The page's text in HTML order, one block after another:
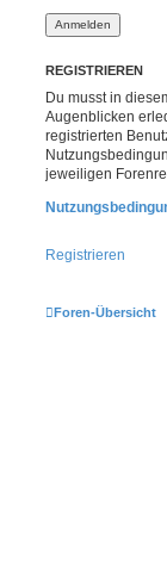
REGISTRIEREN
Du musst in
Augenblicken
registrierten
jeweiligen
Registrieren
Foren-Übersicht